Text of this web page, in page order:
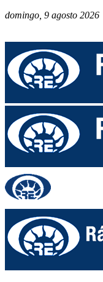
domingo, 9 agosto 2026